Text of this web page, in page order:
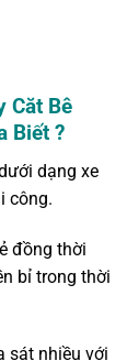
Căt Bê
Biết ?
dạng xe
công.
đồng thời
bỉ trong thời
sát nhiều với